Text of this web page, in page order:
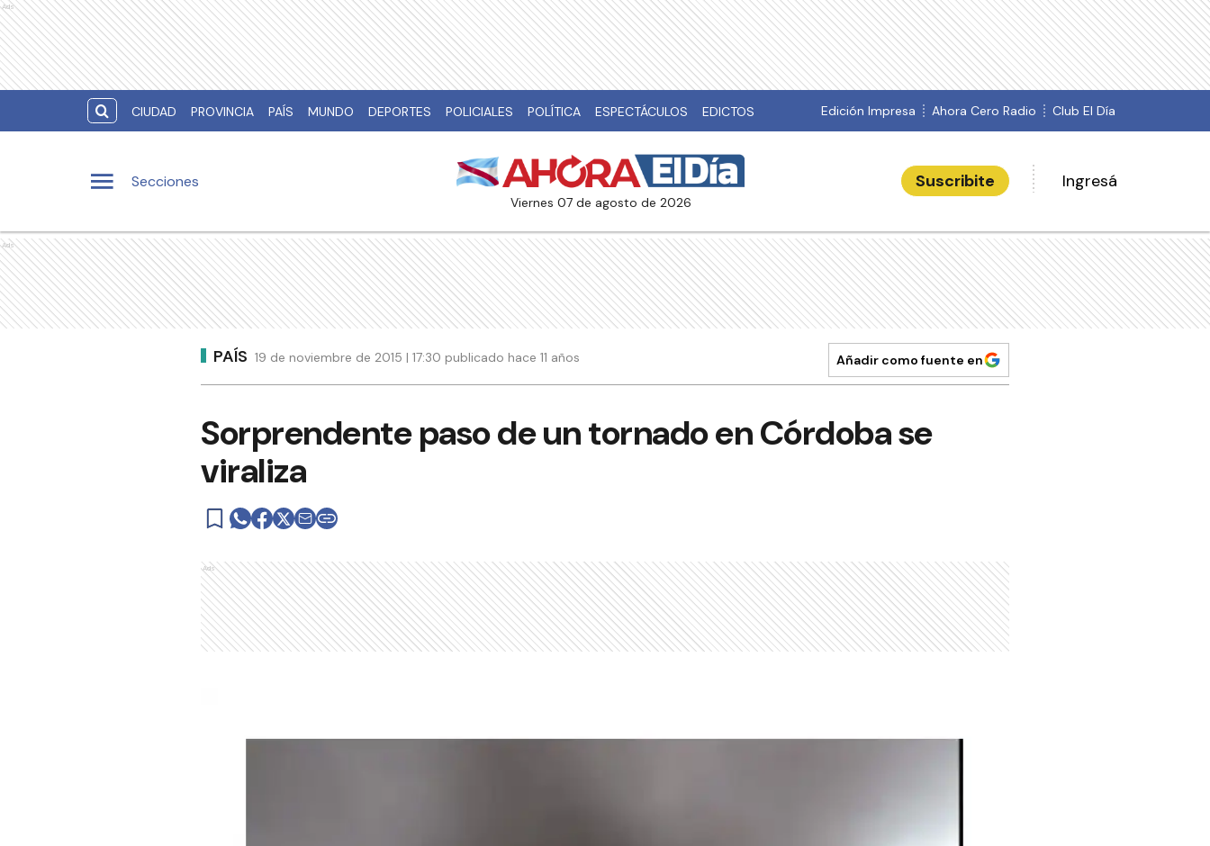
Ads
CIUDAD PROVINCIA PAÍS MUNDO DEPORTES POLICIALES POLÍTICA ESPECTÁCULOS EDICTOS Edición Impresa Ahora Cero Radio Club El Día
Secciones
viernes 07 de agosto de 2026
Suscribite Ingresá
Ads
PAÍS 19 de noviembre de 2015 | 17:30 publicado hace 11 años Añadir como fuente en
Sorprendente paso de un tornado en Córdoba se
viraliza
Ads